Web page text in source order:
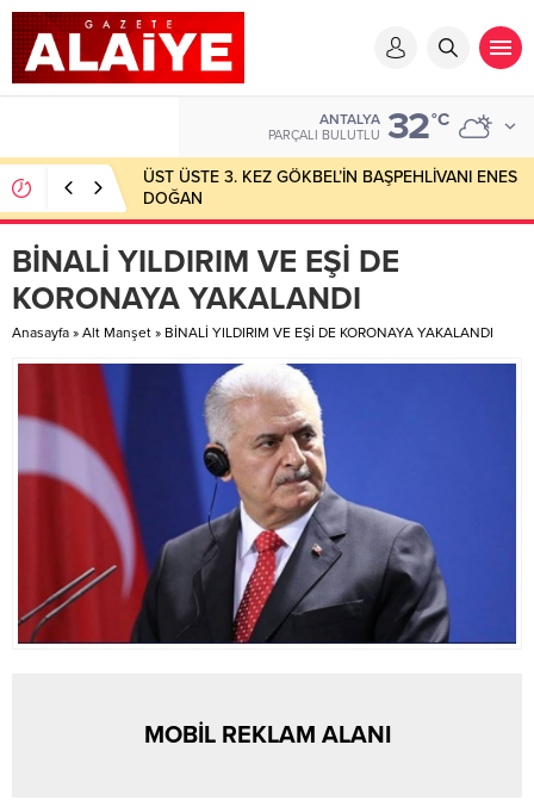
ANTALYA
PARÇALI BULUTLU 32°C
ÜST ÜSTE 3. KEZ GÖKBEL’İN BAŞPEHLİVANI ENES
DOĞAN
BİNALİ YILDIRIM VE EŞİ DE
KORONAYA YAKALANDI
Anasayfa » Alt Manşet » BİNALİ YILDIRIM VE EŞİ DE KORONAYA YAKALANDI
MOBİL REKLAM ALANI